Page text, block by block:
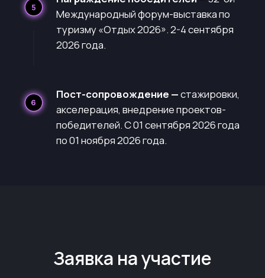
Заявка на участие
Стажировки в лучших
компаниях отрасли